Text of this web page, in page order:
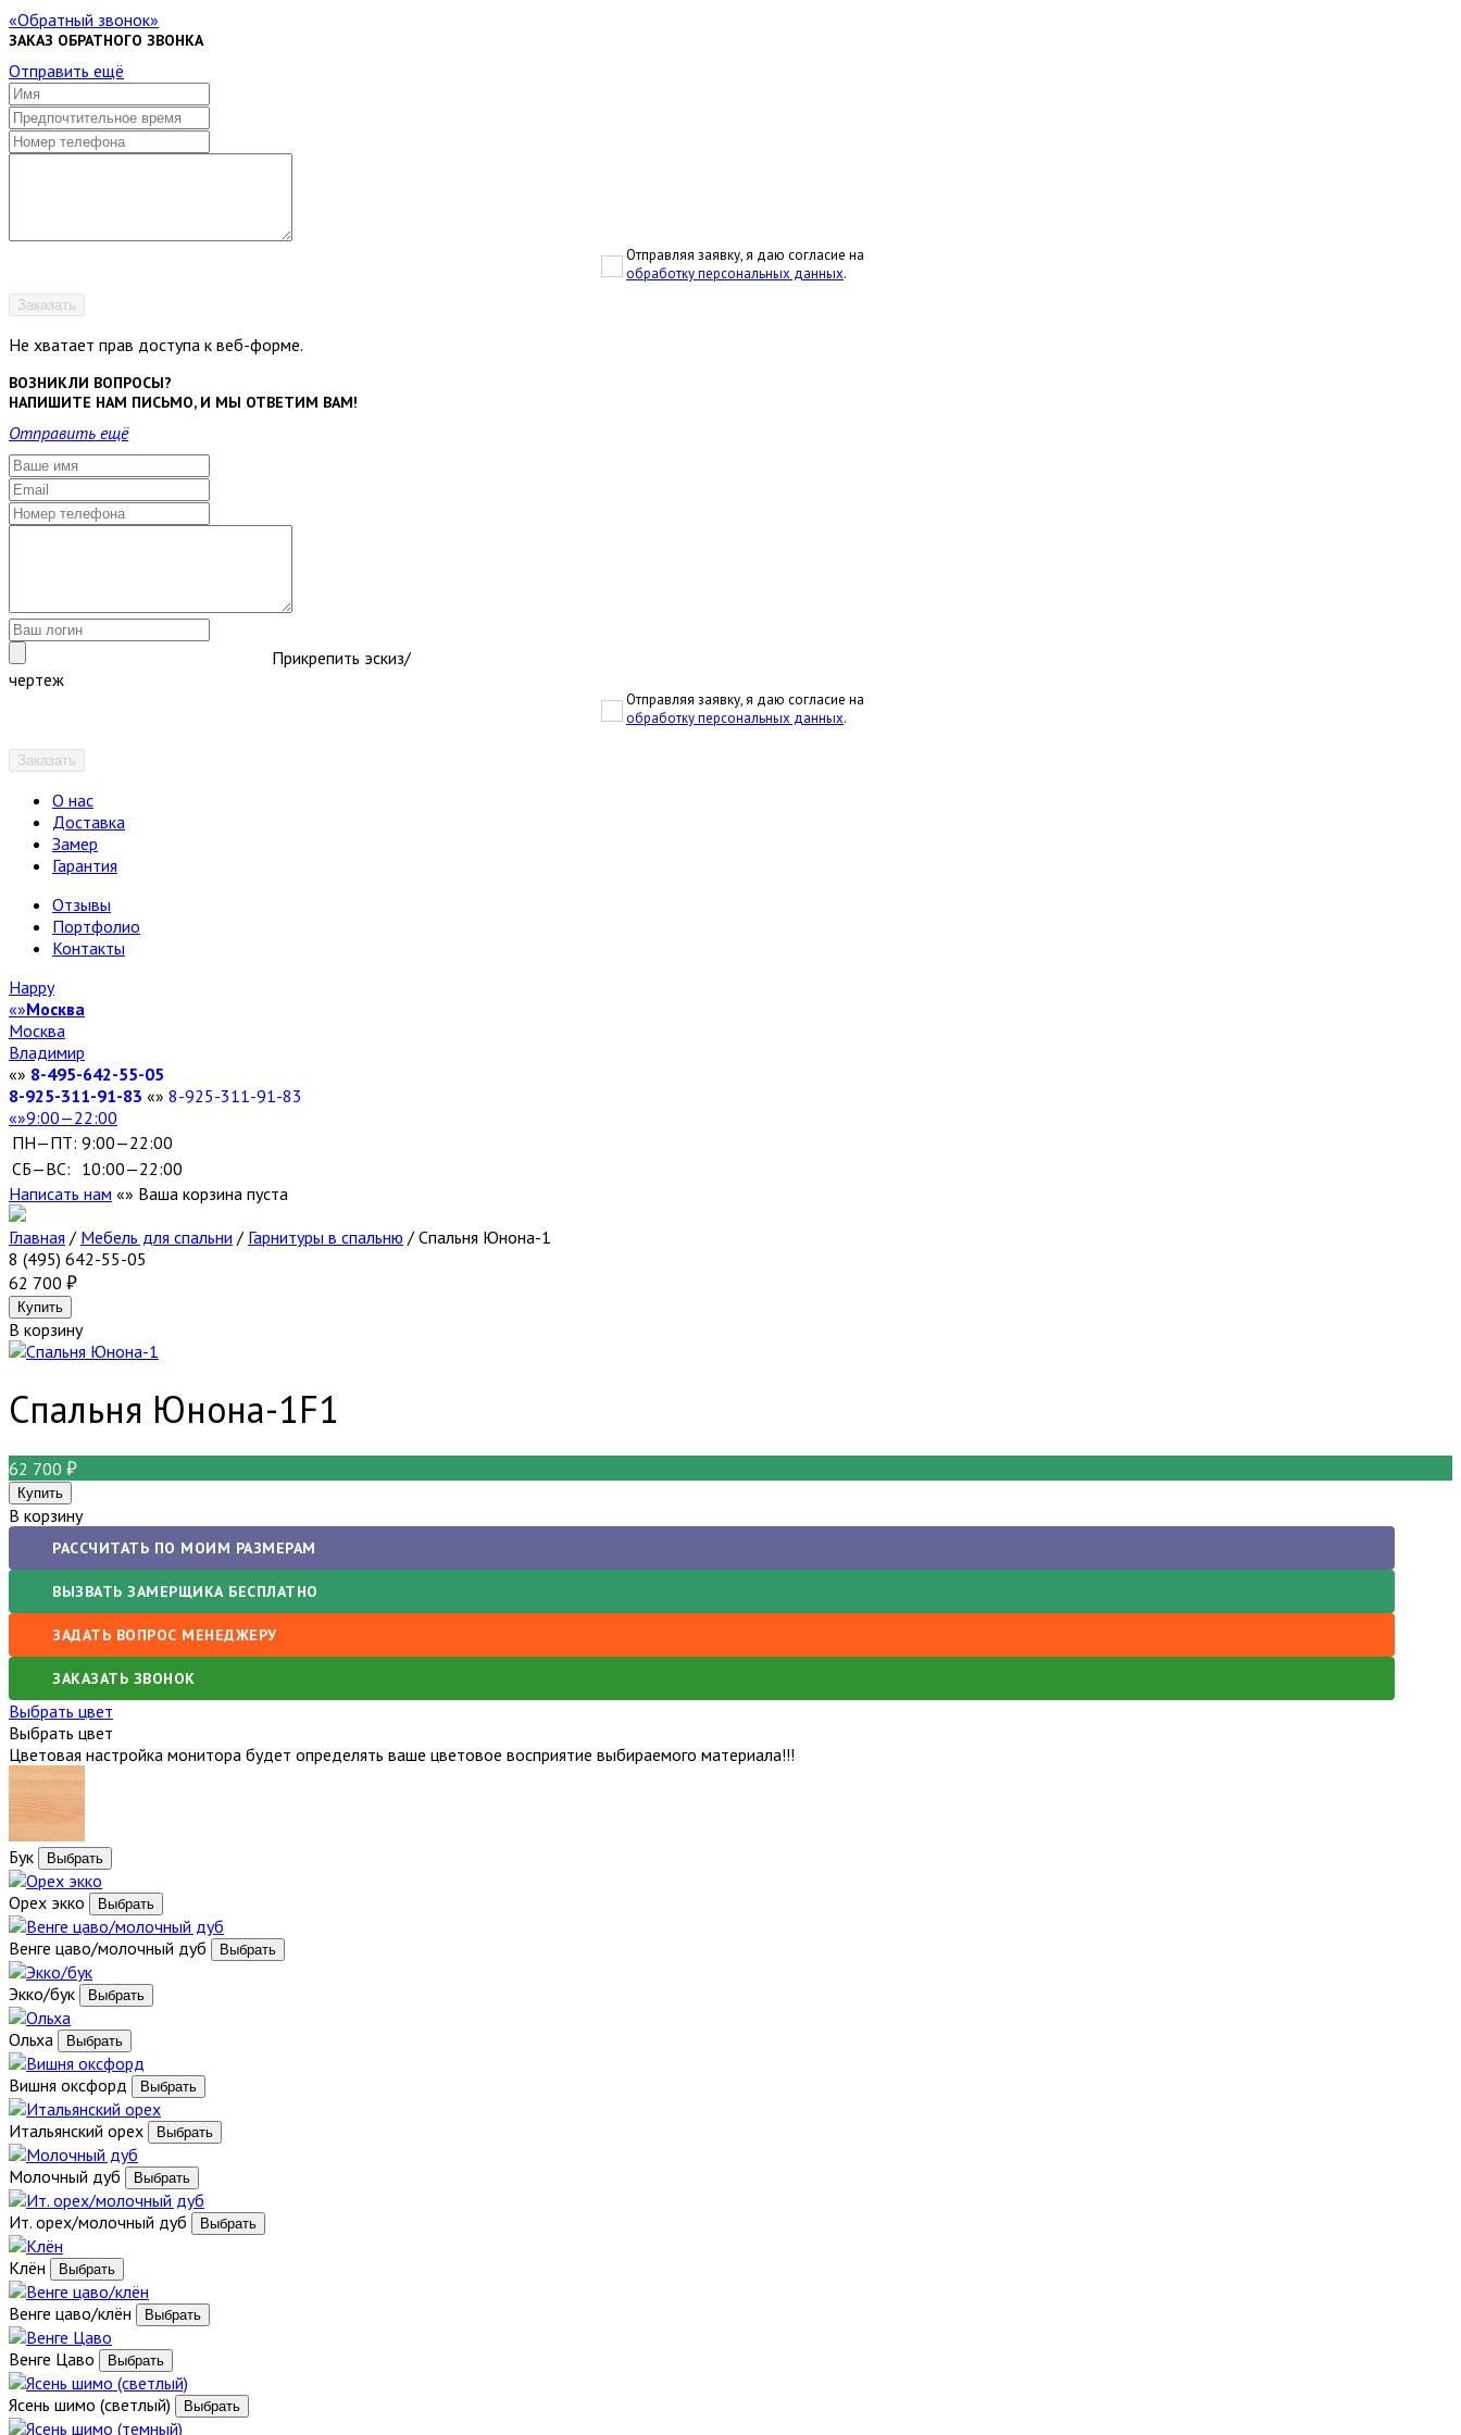
Обратный звонок
ЗАКАЗ ОБРАТНОГО ЗВОНКА
Отправить ещё
Отправляя заявку, я даю согласие на
обработку персональных данных.
Заказать
Не хватает прав доступа к веб-форме.
ВОЗНИКЛИ ВОПРОСЫ?
НАПИШИТЕ НАМ ПИСЬМО, И МЫ ОТВЕТИМ ВАМ!
Отправить ещё
Прикрепить эскиз/
чертеж
Отправляя заявку, я даю согласие на
обработку персональных данных.
Заказать
О нас
Доставка
Замер
Гарантия
Отзывы
Портфолио
Контакты
Happy
Москва
Москва
Владимир
8-495-642-55-05
8-925-311-91-83
8-925-311-91-83
9:00—22:00
ПН—ПТ: 9:00—22:00
СБ—ВС: 10:00—22:00
Написать нам
Ваша корзина пуста
Главная / Мебель для спальни / Гарнитуры в спальню / Спальня Юнона-1
8 (495) 642-55-05
62 700
В корзину
Спальня Юнона-1F1
62 700
В корзину
РАССЧИТАТЬ ПО МОИМ РАЗМЕРАМ
ВЫЗВАТЬ ЗАМЕРЩИКА БЕСПЛАТНО
ЗАДАТЬ ВОПРОС МЕНЕДЖЕРУ
ЗАКАЗАТЬ ЗВОНОК
Выбрать цвет
Выбрать цвет
Цветовая настройка монитора будет определять ваше цветовое восприятие выбираемого материала!!!
Бук
Орех экко
Венге цаво/молочный дуб
Экко/бук
Ольха
Вишня оксфорд
Итальянский орех
Молочный дуб
Ит. орех/молочный дуб
Клён
Венге цаво/клён
Венге Цаво
Ясень шимо (светлый)